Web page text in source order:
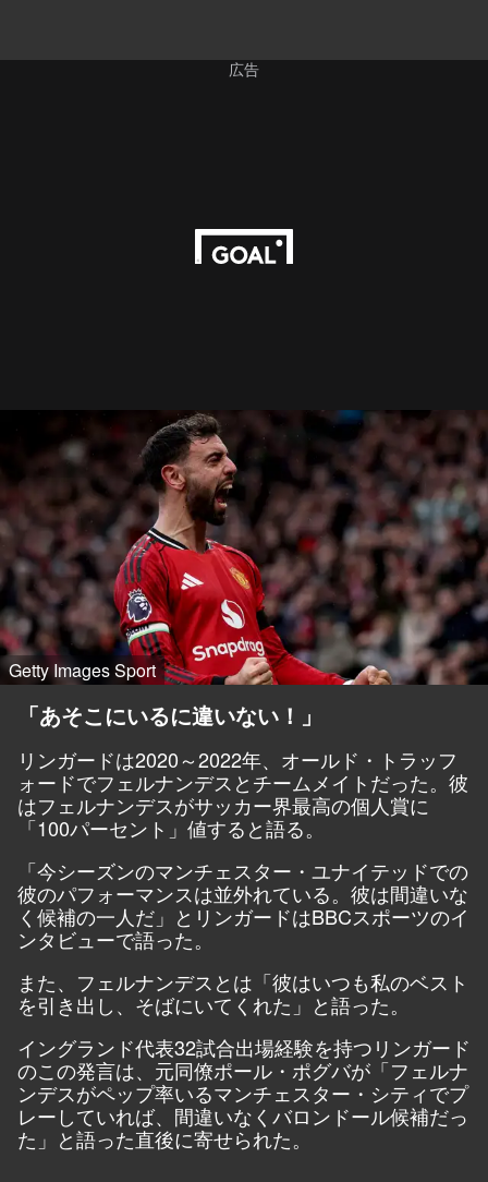
広告
Getty Images Sport
「あそこにいるに違いない！」
リンガードは2020～2022年、オールド・トラッフ
ォードでフェルナンデスとチームメイトだった。彼
はフェルナンデスがサッカー界最高の個人賞に
「100パーセント」値すると語る。
「今シーズンのマンチェスター・ユナイテッドでの
彼のパフォーマンスは並外れている。彼は間違いな
く候補の一人だ」とリンガードはBBCスポーツのイ
ンタビューで語った。
また、フェルナンデスとは「彼はいつも私のベスト
を引き出し、そばにいてくれた」と語った。
イングランド代表32試合出場経験を持つリンガード
のこの発言は、元同僚ポール・ポグバが「フェルナ
ンデスがペップ率いるマンチェスター・シティでプ
レーしていれば、間違いなくバロンドール候補だっ
た」と語った直後に寄せられた。